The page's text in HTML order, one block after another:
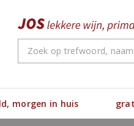
morgen in huis